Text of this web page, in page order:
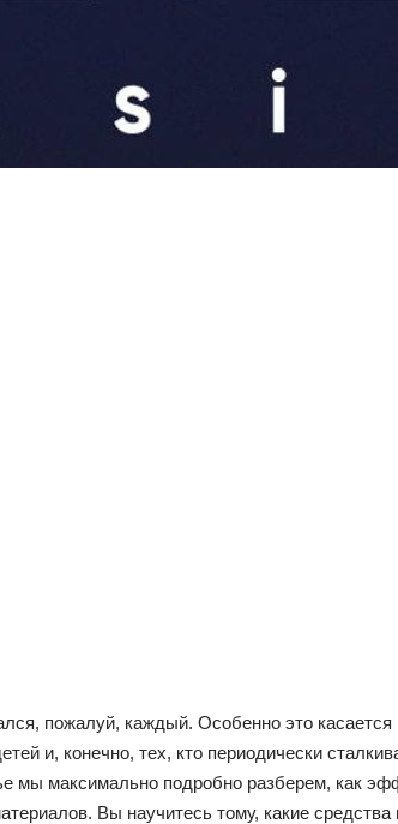
пожалуй, каждый. Особенно это касается
и, конечно, тех, кто периодически
мы максимально подробно разберем, как
Вы научитесь тому, какие средства